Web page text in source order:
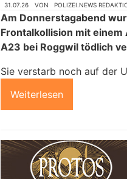
31.07.26 VON POLIZEI.NEWS
Am Donnerstagabend
Frontalkollision mit
A23 bei Roggwil tödlich
Sie verstarb noch auf der
Weiterlesen